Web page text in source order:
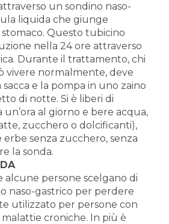
un sondino naso-
liquida che giunge
Questo tubicino
nella 24 ore attraverso
Durante il trattamento, chi
vivere normalmente, deve
e la pompa in uno zaino
di notte. Si è liberi di
un’ora al giorno e bere acqua,
zucchero o dolcificanti),
senza zucchero, senza
la sonda.
alcune persone scelgano di
naso-gastrico per perdere
utilizzato per persone con
croniche. In più è